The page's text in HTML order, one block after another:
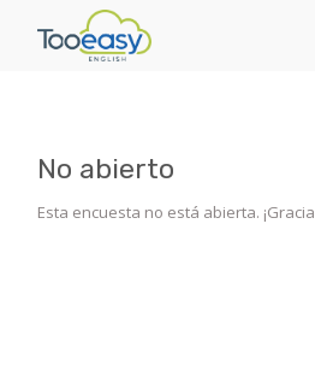
No abierto
Esta encuesta no está abierta.